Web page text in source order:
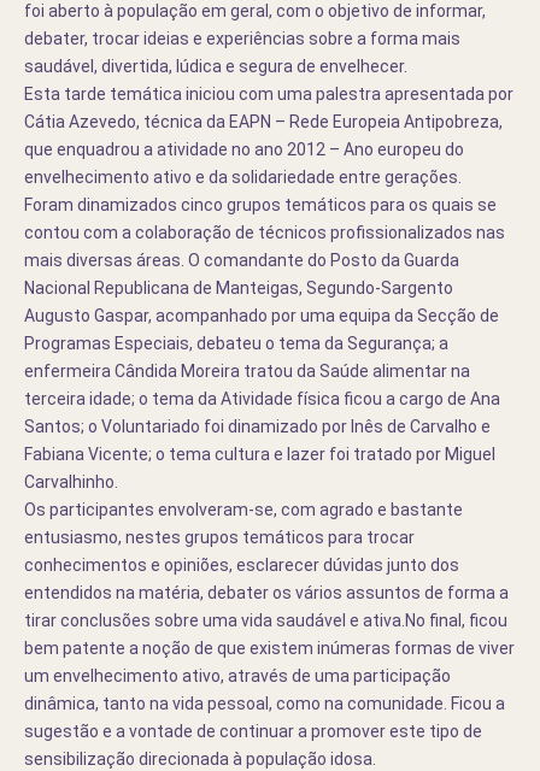
foi aberto à população em geral, com o objetivo de informar,
debater, trocar ideias e experiências sobre a forma mais
saudável, divertida, lúdica e segura de envelhecer.
Esta tarde temática iniciou com uma palestra apresentada por
Cátia Azevedo, técnica da EAPN – Rede Europeia Antipobreza,
que enquadrou a atividade no ano 2012 – Ano europeu do
envelhecimento ativo e da solidariedade entre gerações.
Foram dinamizados cinco grupos temáticos para os quais se
contou com a colaboração de técnicos profissionalizados nas
mais diversas áreas. O comandante do Posto da Guarda
Nacional Republicana de Manteigas, Segundo-Sargento
Augusto Gaspar, acompanhado por uma equipa da Secção de
Programas Especiais, debateu o tema da Segurança; a
enfermeira Cândida Moreira tratou da Saúde alimentar na
terceira idade; o tema da Atividade física ficou a cargo de Ana
Santos; o Voluntariado foi dinamizado por Inês de Carvalho e
Fabiana Vicente; o tema cultura e lazer foi tratado por Miguel
Carvalhinho.
Os participantes envolveram-se, com agrado e bastante
entusiasmo, nestes grupos temáticos para trocar
conhecimentos e opiniões, esclarecer dúvidas junto dos
entendidos na matéria, debater os vários assuntos de forma a
tirar conclusões sobre uma vida saudável e ativa. No final, ficou
bem patente a noção de que existem inúmeras formas de viver
um envelhecimento ativo, através de uma participação
dinâmica, tanto na vida pessoal, como na comunidade. Ficou a
sugestão e a vontade de continuar a promover este tipo de
sensibilização direcionada à população idosa.